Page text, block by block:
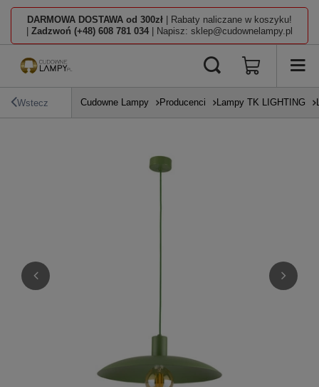
DARMOWA DOSTAWA od 300zł | Rabaty naliczane w koszyku!
Zadzwoń (+48) 608 781 034 | Napisz: sklep@cudownelampy.pl
Wstecz Cudowne Lampy Producenci Lampy TK LIGHTING